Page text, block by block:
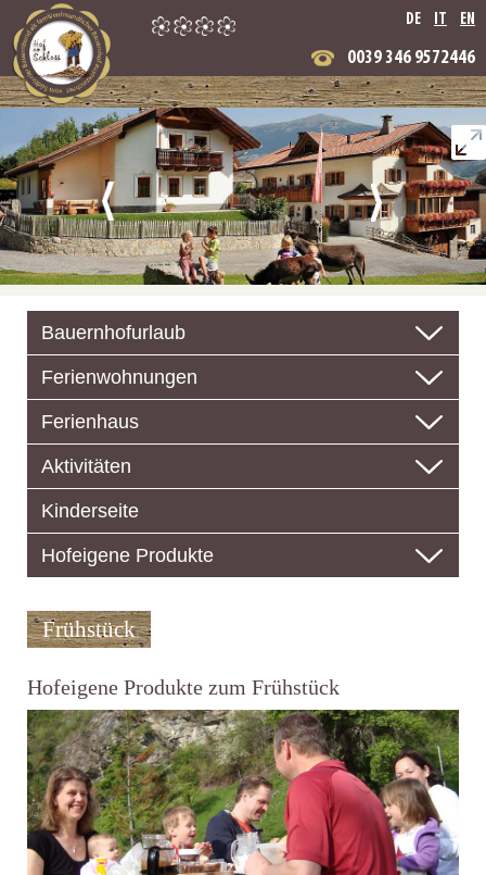
DE IT EN
0039 346 9572446
Bauernhofurlaub
Ferienwohnungen
Ferienhaus
Aktivitäten
Kinderseite
Hofeigene Produkte
Frühstück
Hofeigene Produkte zum Frühstück